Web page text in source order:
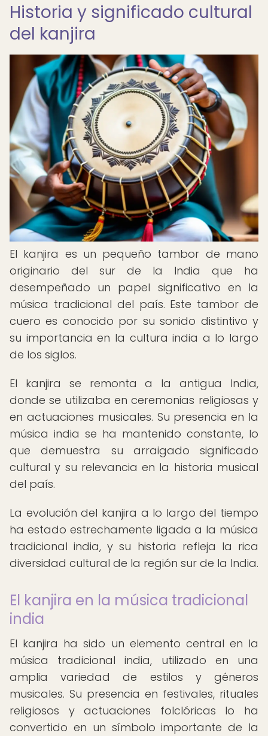
Historia y significado cultural
del kanjira
El kanjira es un pequeño tambor de mano
originario del sur de la India que ha
desempeñado un papel significativo en la
música tradicional del país. Este tambor de
cuero es conocido por su sonido distintivo y
su importancia en la cultura india a lo largo
de los siglos.
El kanjira se remonta a la antigua India,
donde se utilizaba en ceremonias religiosas y
en actuaciones musicales. Su presencia en la
música india se ha mantenido constante, lo
que demuestra su arraigado significado
cultural y su relevancia en la historia musical
del país.
La evolución del kanjira a lo largo del tiempo
ha estado estrechamente ligada a la música
tradicional india, y su historia refleja la rica
diversidad cultural de la región sur de la India.
El kanjira en la música tradicional
india
El kanjira ha sido un elemento central en la
música tradicional india, utilizado en una
amplia variedad de estilos y géneros
musicales. Su presencia en festivales, rituales
religiosos y actuaciones folclóricas lo ha
convertido en un símbolo importante de la